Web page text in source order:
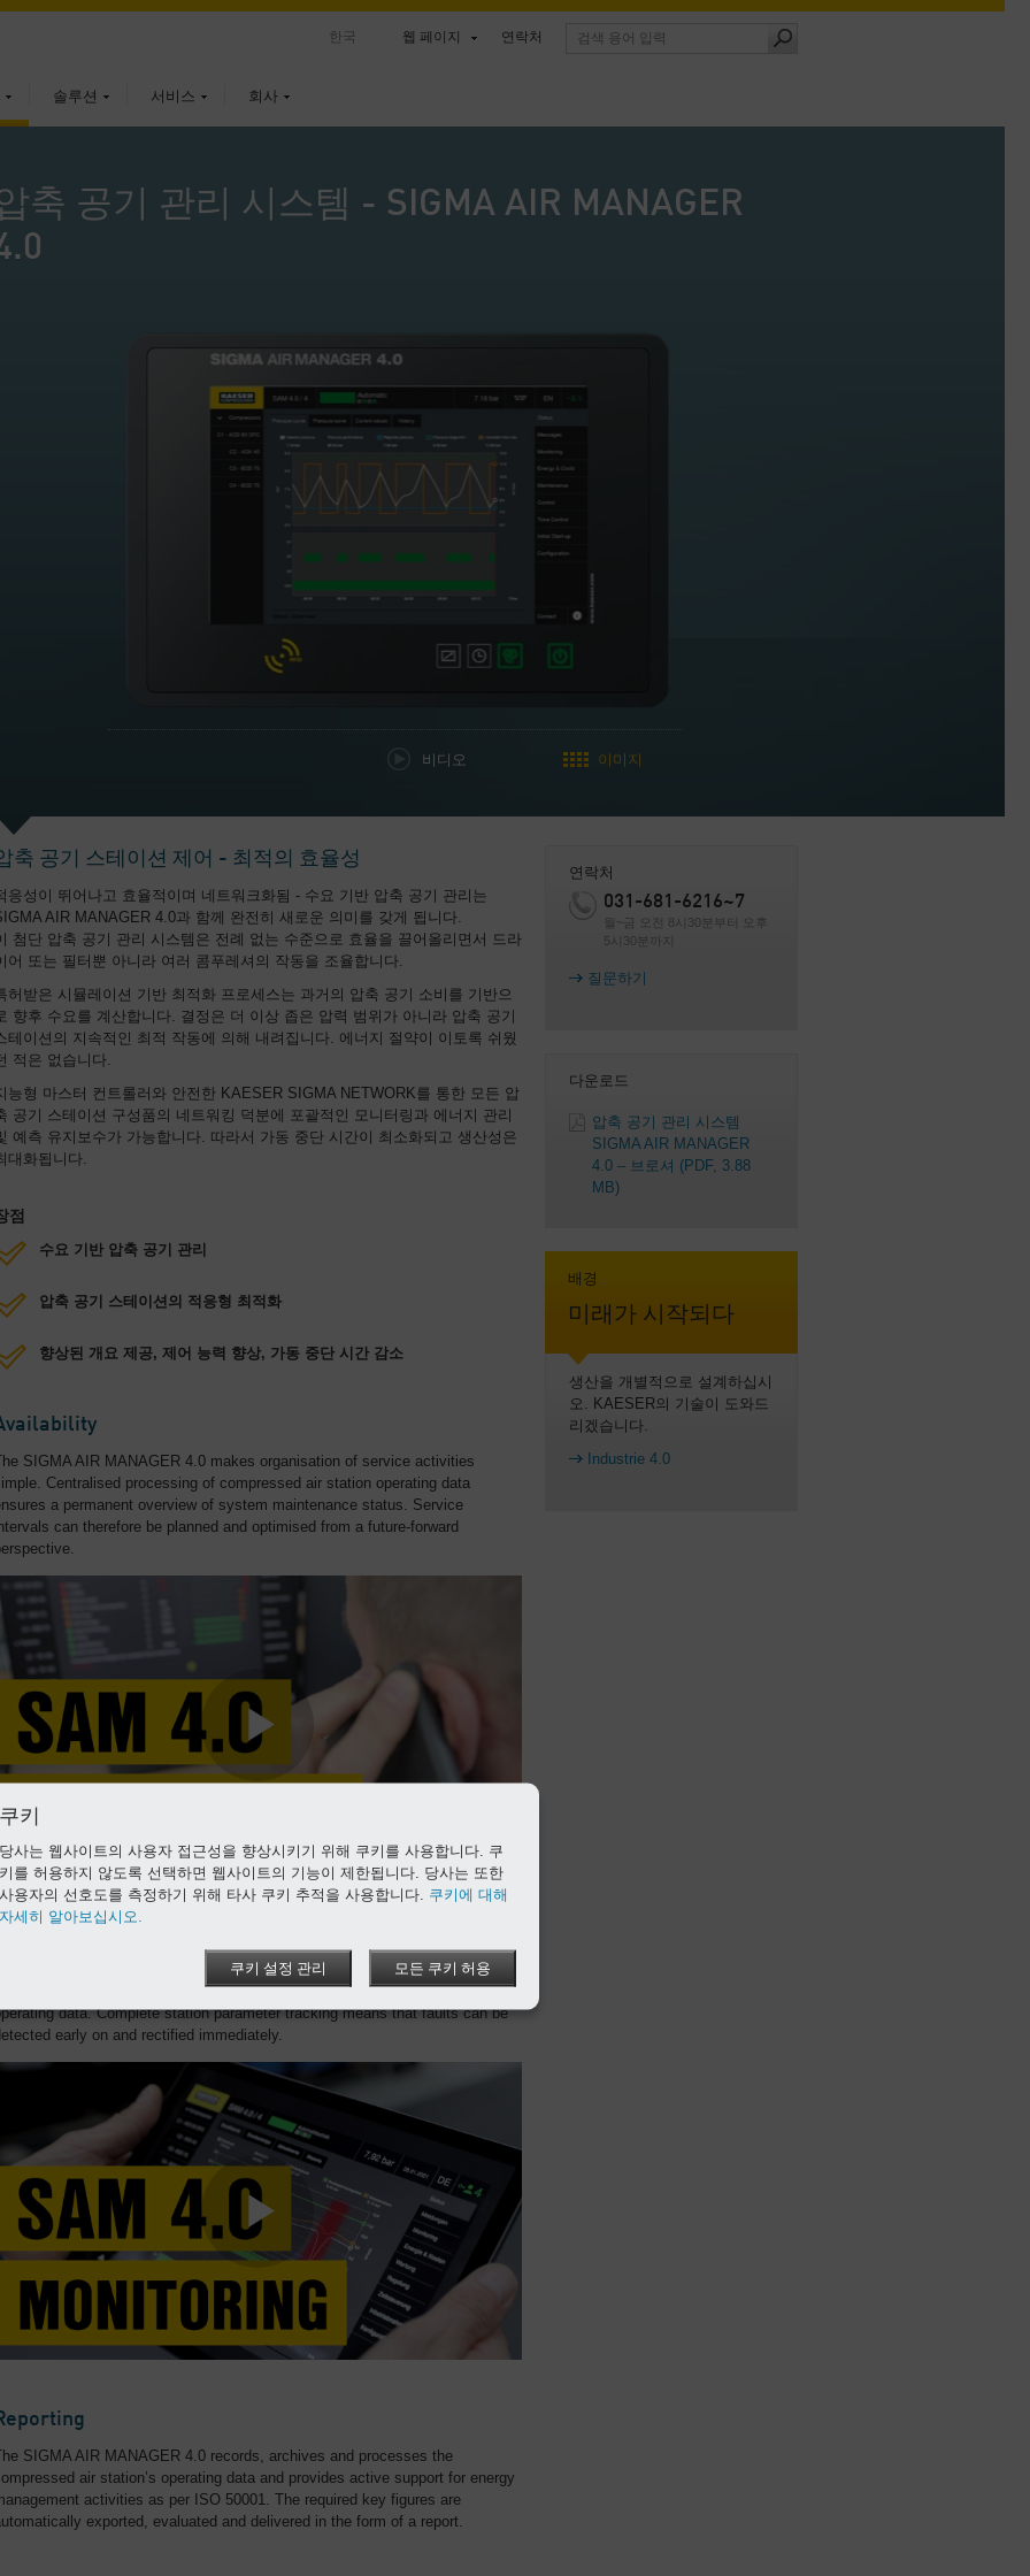
솔루션 서비스 회사
한국 웹 페이지 연락처
축 공기 관리 시스템 - SIGMA AIR MANAGER
비디오 이미지
축 공기 스테이션 제어 - 최적의 효율성
응성이 뛰어나고 효율적이며 네트워크화됨 - 수요 기반 압축 공기 관리는
AIR MANAGER 4.0과 함께 완전히 새로운 의미를 갖게 됩니다.
첨단 압축 공기 관리 시스템은 전례 없는 수준으로 효율을 끌어올리면서 드라
어 또는 필터뿐 아니라 여러 콤푸레셔의 작동을 조율합니다.
허받은 시뮬레이션 기반 최적화 프로세스는 과거의 압축 공기 소비를 기반으
향후 수요를 계산합니다. 결정은 더 이상 좁은 압력 범위가 아니라 압축 공기
테이션의 지속적인 최적 작동에 의해 내려집니다. 에너지 절약이 이토록 쉬웠
적은 없습니다.
능형 마스터 컨트롤러와 안전한 KAESER SIGMA NETWORK를 통한 모든 압
공기 스테이션 구성품의 네트워킹 덕분에 포괄적인 모니터링과 에너지 관리
예측 유지보수가 가능합니다. 따라서 가동 중단 시간이 최소화되고 생산성은
대화됩니다.
점
수요 기반 압축 공기 관리
압축 공기 스테이션의 적응형 최적화
향상된 개요 제공, 제어 능력 향상, 가동 중단 시간 감소
SIGMA AIR MANAGER 4.0 makes organisation of service activities
Centralised processing of compressed air station operating data
a permanent overview of system maintenance status. Service
can therefore be planned and optimised from a future-forward
SIGMA AIR MANAGER 4.0 enables comprehensive compressed air
monitoring through the recording, archiving and visualisation of
data. Complete station parameter tracking means that faults can be
early on and rectified immediately.
SIGMA AIR MANAGER 4.0 records, archives and processes the
air station’s operating data and provides active support for energy
activities as per ISO 50001. The required key figures are
exported, evaluated and delivered in the form of a report.
연락처
031-681-6216~7
월~금 오전 8시30분부터 오후
5시30분까지
질문하기
다운로드
압축 공기 관리 시스템
SIGMA AIR MANAGER
4.0 – 브로셔 (PDF, 3.88
MB)
배경
미래가 시작되다
생산을 개별적으로 설계하십시
오. KAESER의 기술이 도와드
리겠습니다.
Industrie 4.0
쿠키
당사는 웹사이트의 사용자 접근성을 향상시키기 위해 쿠키를 사용합니다. 쿠
키를 허용하지 않도록 선택하면 웹사이트의 기능이 제한됩니다. 당사는 또한
사용자의 선호도를 측정하기 위해 타사 쿠키 추적을 사용합니다. 쿠키에 대해
자세히 알아보십시오.
쿠키 설정 관리 모든 쿠키 허용